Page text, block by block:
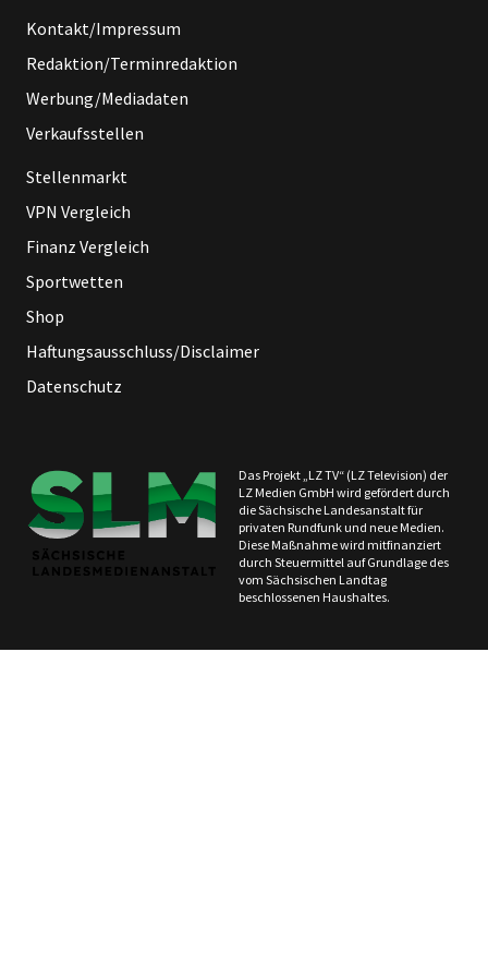
Kontakt/Impressum
Redaktion/Terminredaktion
Werbung/Mediadaten
Verkaufsstellen
Stellenmarkt
VPN Vergleich
Finanz Vergleich
Sportwetten
Shop
Haftungsausschluss/Disclaimer
Datenschutz
Das Projekt „LZ TV“ (LZ Television) der
LZ Medien GmbH wird gefördert durch
die Sächsische Landesanstalt für
privaten Rundfunk und neue Medien.
Diese Maßnahme wird mitfinanziert
durch Steuermittel auf Grundlage des
vom Sächsischen Landtag
beschlossenen Haushaltes.